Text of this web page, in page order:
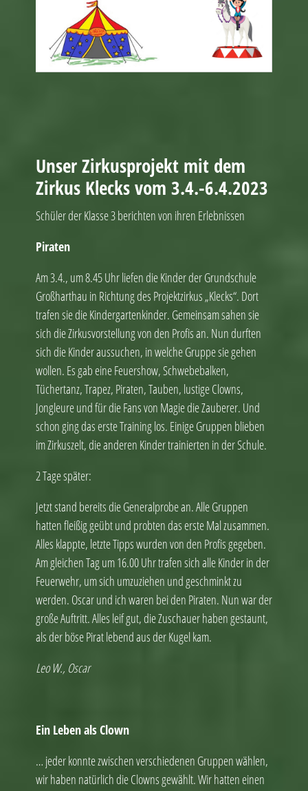
Unser Zirkusprojekt mit dem
Zirkus Klecks vom 3.4.-6.4.2023
Schüler der Klasse 3 berichten von ihren Erlebnissen
Piraten
Am 3.4., um 8.45 Uhr liefen die Kinder der Grundschule
Großharthau in Richtung des Projektzirkus „Klecks“. Dort
trafen sie die Kindergartenkinder. Gemeinsam sahen sie
sich die Zirkusvorstellung von den Profis an. Nun durften
sich die Kinder aussuchen, in welche Gruppe sie gehen
wollen. Es gab eine Feuershow, Schwebebalken,
Tüchertanz, Trapez, Piraten, Tauben, lustige Clowns,
Jongleure und für die Fans von Magie die Zauberer. Und
schon ging das erste Training los. Einige Gruppen blieben
im Zirkuszelt, die anderen Kinder trainierten in der Schule.
2 Tage später:
Jetzt stand bereits die Generalprobe an. Alle Gruppen
hatten fleißig geübt und probten das erste Mal zusammen.
Alles klappte, letzte Tipps wurden von den Profis gegeben.
Am gleichen Tag um 16.00 Uhr trafen sich alle Kinder in der
Feuerwehr, um sich umzuziehen und geschminkt zu
werden. Oscar und ich waren bei den Piraten. Nun war der
große Auftritt. Alles leif gut, die Zuschauer haben gestaunt,
als der böse Pirat lebend aus der Kugel kam.
Leo W., Oscar
Ein Leben als Clown
… jeder konnte zwischen verschiedenen Gruppen wählen,
wir haben natürlich die Clowns gewählt. Wir hatten einen